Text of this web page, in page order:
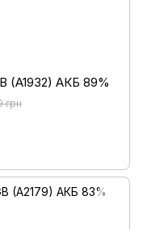
(A1932) АКБ 89%
грн